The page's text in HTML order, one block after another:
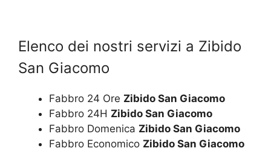
Elenco dei nostri servizi a Zibido
San Giacomo
Fabbro 24 Ore Zibido San Giacomo
Fabbro 24H Zibido San Giacomo
Fabbro Domenica Zibido San Giacomo
Fabbro Economico Zibido San Giacomo